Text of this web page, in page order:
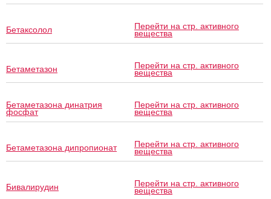
Бетаксолол Перейти на стр. активного
вещества
Бетаметазон Перейти на стр. активного
вещества
Бетаметазона динатрия
фосфат
Перейти на стр. активного
вещества
Бетаметазона дипропионат Перейти на стр. активного
вещества
Бивалирудин Перейти на стр. активного
вещества